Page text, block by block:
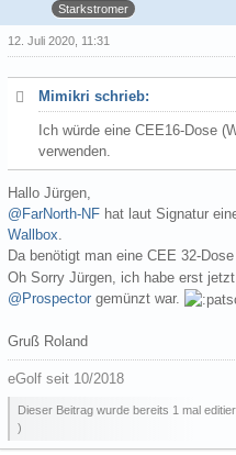
Starkstromer
12. Juli 2020, 11:31
Mimikri schrieb:
Ich würde eine CEE16-Dose
verwenden.
Hallo Jürgen,
@FarNorth-NF hat laut Signatur
Wallbox.
Da benötigt man eine CEE 32-Dose
Oh Sorry Jürgen, ich habe erst
@Prospector gemünzt war.
Gruß Roland
eGolf seit 10/2018
Dieser Beitrag wurde bereits 1 mal
)